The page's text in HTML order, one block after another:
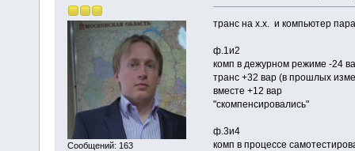
Сообщений: 163
транс на х.х. и компьютер
ф.1и2
комп в дежурном режиме -24
транс +32 вар (в прошлых
вместе +12 вар
"скомпенсировались"
ф.3и4
комп в процессе